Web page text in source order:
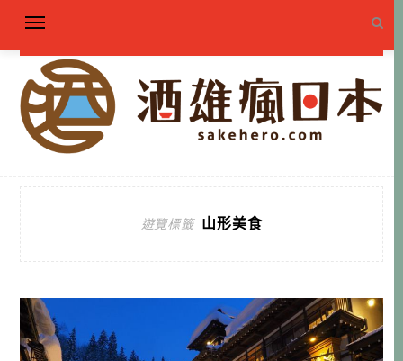
遊覽標籤 山形美食